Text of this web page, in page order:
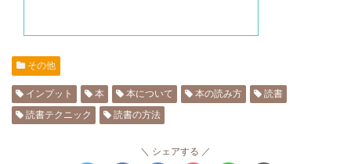
その他
インプット 本 本について 本の読み方
読書
読書テクニック
読書の方法
シェアする